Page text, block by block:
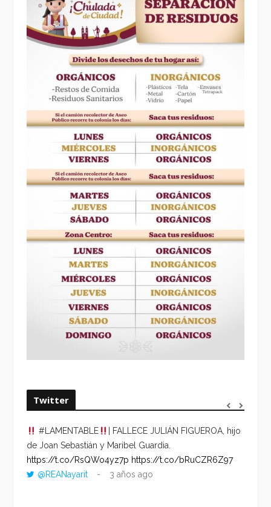
Twitter
#LAMENTABLE
| FALLECE JULIÁN FIGUEROA, hijo
de Joan Sebastián y Maribel Guardia.
https://t.co/RsQWo4yz7p https://t.co/bRuCZR6Z97
@REANayarit
3 años ago